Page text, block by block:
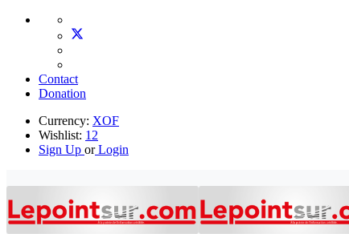
Contact
Donation
Currency: XOF
Wishlist: 12
Sign Up orLogin